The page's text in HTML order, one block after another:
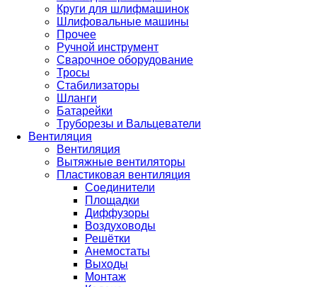
Круги для шлифмашинок
Шлифовальные машины
Прочее
Ручной инструмент
Сварочное оборудование
Тросы
Стабилизаторы
Шланги
Батарейки
Труборезы и Вальцеватели
Вентиляция
Вентиляция
Вытяжные вентиляторы
Пластиковая вентиляция
Соединители
Площадки
Диффузоры
Воздуховоды
Решётки
Анемостаты
Выходы
Монтаж